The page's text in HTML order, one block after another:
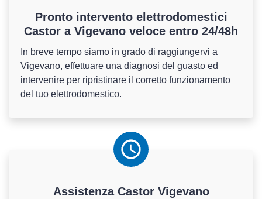
Pronto intervento elettrodomestici
Castor a Vigevano veloce entro 24/48h
In breve tempo siamo in grado di raggiungervi a
Vigevano, effettuare una diagnosi del guasto ed
intervenire per ripristinare il corretto funzionamento
del tuo elettrodomestico.
Assistenza CastorVigevano